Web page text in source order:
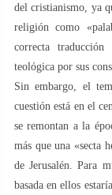
del cristianismo, ya
religión como
correcta
teológica por sus
Sin embargo, el
cuestión está en el
se remontan a la
más que una «secta
de Jerusalén. Para
basada en ellos